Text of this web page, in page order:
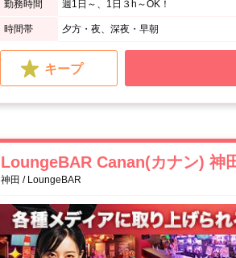
勤務時間 週1日～、1日３h～OK！
時間帯 夕方・夜、深夜・早朝
キープ
LoungeBAR Canan(カナン) 神
神田 / LoungeBAR